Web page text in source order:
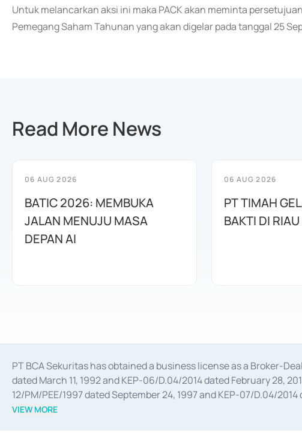
Untuk melancarkan aksi ini maka PACK akan meminta
Pemegang Saham Tahunan yang akan digelar pada tanggal 25
Read More News
06 AUG 2026
BATIC 2026: MEMBUKA
JALAN MENUJU MASA
DEPAN AI
06 AUG 2026
PT TIMAH
BAKTI DI RIAU
PT BCA Sekuritas has obtained a business license as a Broker-
dated March 11, 1992 and KEP-06/D.04/2014 dated February 28,
12/PM/PEE/1997 dated September 24, 1997 and KEP-07/D.04/
divestments, and joint ventures based on the decree of the
VIEW MORE